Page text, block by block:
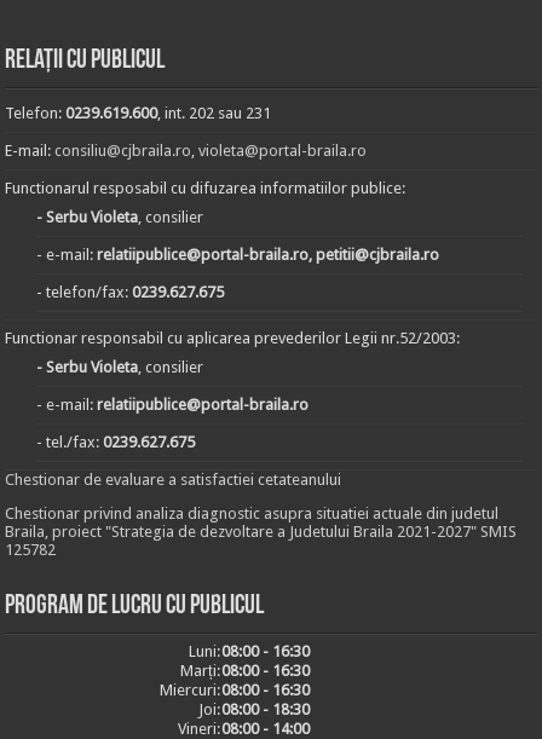
Relații cu publicul
Telefon:0239.619.600, int. 202 sau 231
E-mail:consiliu@cjbraila.ro,violeta@portal-braila.ro
Functionarul resposabil cu difuzarea informatiilor publice:
- Serbu Violeta, consilier
- e-mail:relatiipublice@portal-braila.ro, petitii@cjbraila.ro
- telefon/fax:0239.627.675
Functionar responsabil cu aplicarea prevederilor Legii nr.52/2003:
- Serbu Violeta, consilier
- e-mail:relatiipublice@portal-braila.ro
- tel./fax:0239.627.675
Chestionar de evaluare a satisfactiei cetateanului
Chestionar privind analiza diagnostic asupra situatiei actuale din judetul
Braila, proiect "Strategia de dezvoltare a Judetului Braila 2021-2027" SMIS
125782
Program de lucru cu publicul
Luni:08:00 - 16:30
Marți:08:00 - 16:30
Miercuri:08:00 - 16:30
Joi:08:00 - 18:30
Vineri:08:00 - 14:00